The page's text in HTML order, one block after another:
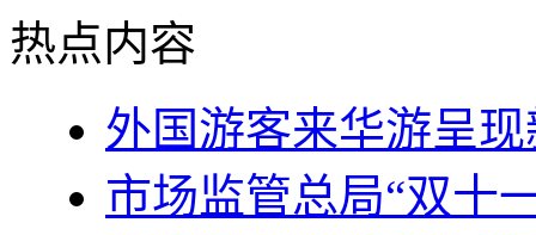
热点内容
外国游客来华游呈
市场监管总局“双十